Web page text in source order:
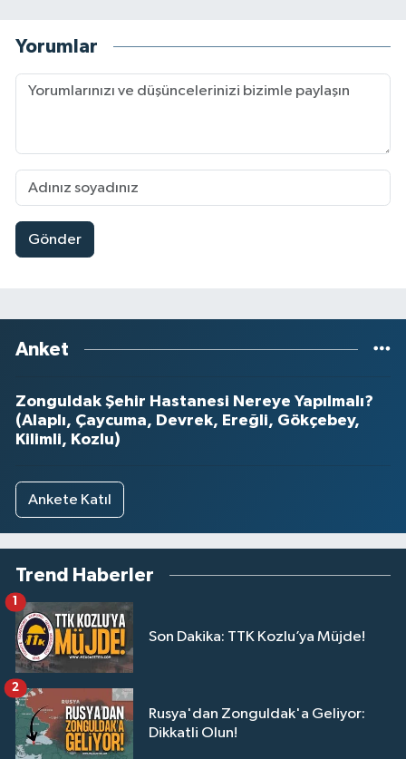
Yorumlar
Gönder
Anket
Zonguldak Şehir Hastanesi Nereye Yapılmalı?
(Alaplı, Çaycuma, Devrek, Ereğli, Gökçebey,
Kilimli, Kozlu)
Ankete Katıl
Trend Haberler
Son Dakika: TTK Kozlu’ya Müjde!
1
Rusya'dan Zonguldak'a Geliyor:
Dikkatli Olun!
2